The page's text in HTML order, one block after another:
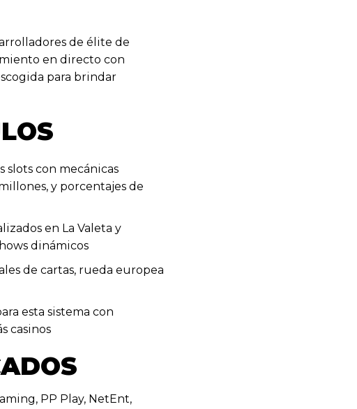
de élite de
en directo con
para brindar
con mecánicas
y porcentajes de
en La Valeta y
dinámicos
de cartas, rueda europea
esta sistema con
casinos
PP Play, NetEnt,